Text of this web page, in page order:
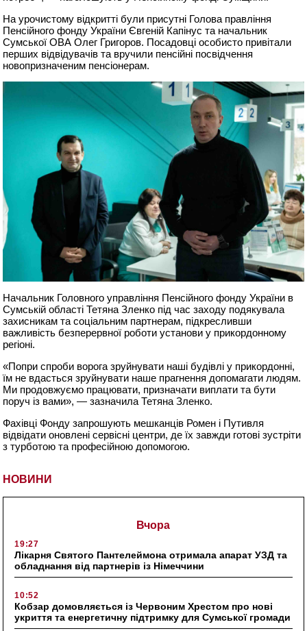
НОВИНИ
Вчора
19:27
Лікарня Святого Пантелеймона отримала апарат УЗД та
обладнання від партнерів із Німеччини
10:52
Кобзар домовляється із Червоним Хрестом про нові
укриття та енергетичну підтримку для Сумської громади
На урочистому відкритті були присутні Голова правління
Пенсійного фонду України Євгеній Капінус та начальник
Сумської ОВА Олег Григоров. Посадовці особисто привітали
перших відвідувачів та вручили пенсійні посвідчення
новопризначеним пенсіонерам.
Начальник Головного управління Пенсійного фонду України в
Сумській області Тетяна Зленко під час заходу подякувала
захисникам та соціальним партнерам, підкресливши
важливість безперервної роботи установи у прикордонному
регіоні.
«Попри спроби ворога зруйнувати наші будівлі у прикордонні,
їм не вдасться зруйнувати наше прагнення допомагати людям.
Ми продовжуємо працювати, призначати виплати та бути
поруч із вами», — зазначила Тетяна Зленко.
Фахівці Фонду запрошують мешканців Ромен і Путивля
відвідати оновлені сервісні центри, де їх завжди готові зустріти
з турботою та професійною допомогою.